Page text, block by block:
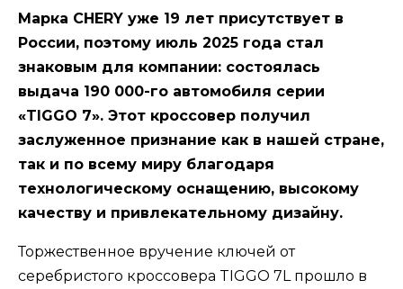
Марка CHERY уже 19 лет присутствует в
России, поэтому июль 2025 года стал
знаковым для компании: состоялась
выдача 190 000-го автомобиля серии
«TIGGO 7». Этот кроссовер получил
заслуженное признание как в нашей стране,
так и по всему миру благодаря
технологическому оснащению, высокому
качеству и привлекательному дизайну.
Торжественное вручение ключей от
серебристого кроссовера TIGGO 7L прошло в